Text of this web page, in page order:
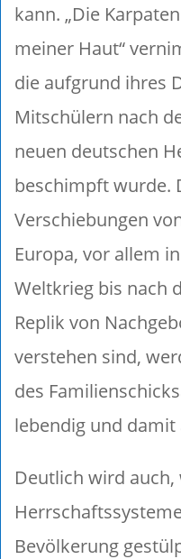
kann. „Die
meiner Haut“
die aufgrund ihres
Mitschülern nach
neuen deutschen
beschimpft wurde.
Verschiebungen
Europa, vor allem
Weltkrieg bis nach
Replik von
verstehen sind,
des
lebendig und
Deutlich wird
Bevölkerung